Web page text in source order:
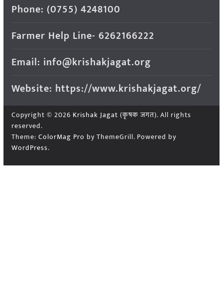
Phone: (0755) 4248100
Farmer Help Line- 6262166222
Email: info@krishakjagat.org
Website: https://www.krishakjagat.org/
Copyright © 2026 Krishak Jagat (कृषक जगत). All rights
reserved.
Theme: ColorMag Pro by ThemeGrill. Powered by
WordPress.